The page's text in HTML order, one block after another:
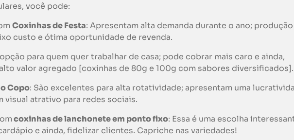
você pode:
Coxinhas de Festa: Apresentam alta demanda durante o ano;
custo e ótima oportunidade de revenda.
para quem quer trabalhar de casa; pode cobrar mais caro e ainda,
valor agregado [coxinhas de 80g e 100g com sabores diversificados].
Copo: São excelentes para alta rotatividade; apresentam uma
visual atrativo para redes sociais.
coxinhas de lanchonete em ponto fixo: Essa é uma escolha
e ainda, fidelizar clientes. Capriche nas variedades!